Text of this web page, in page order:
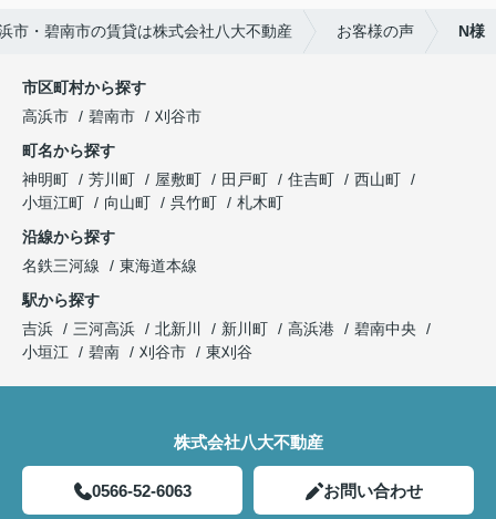
売買契約日を富士登山に例えるなら９合目、所有権
無事に、実家に帰る目途がつきました。
そこで感謝の気持ちを書面にしました。
お付き合い、ありがとうございました。
市・碧南市の賃貸は株式会社八大不動産 お客様の声 N様
市区町村から探す
高浜市
碧南市
刈谷市
町名から探す
神明町
芳川町 屋敷町 田戸町 住吉町
西山町
小垣江町
向山町 呉竹町
札木町
沿線から探す
名鉄三河線
東海道本線
駅から探す
吉浜
三河高浜 北新川 新川町 高浜港
碧南中央
小垣江
碧南 刈谷市 東刈谷
株式会社八大不動産
0566-52-6063 お問い合わせ